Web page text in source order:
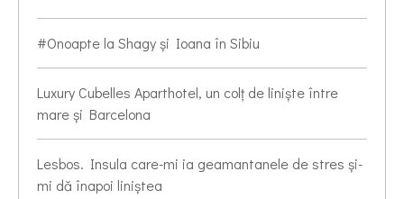
#Onoapte la Shagy și Ioana în Sibiu
Luxury Cubelles Aparthotel, un colț de liniște între
mare și Barcelona
Lesbos. Insula care-mi ia geamantanele de stres și-
mi dă înapoi liniștea